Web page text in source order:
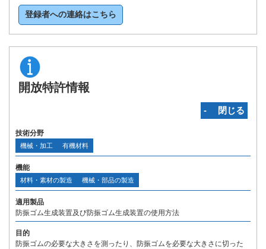
登録者への連絡はこちら
開放特許情報
‐ 閉じる
技術分野
機械・加工 有機材料
機能
材料・素材の製造 機械・部品の製造
適用製品
防振ゴム生成装置及び防振ゴム生成装置の使用方法
目的
防振ゴムの必要な大きさを測ったり、防振ゴムを必要な大きさに切った